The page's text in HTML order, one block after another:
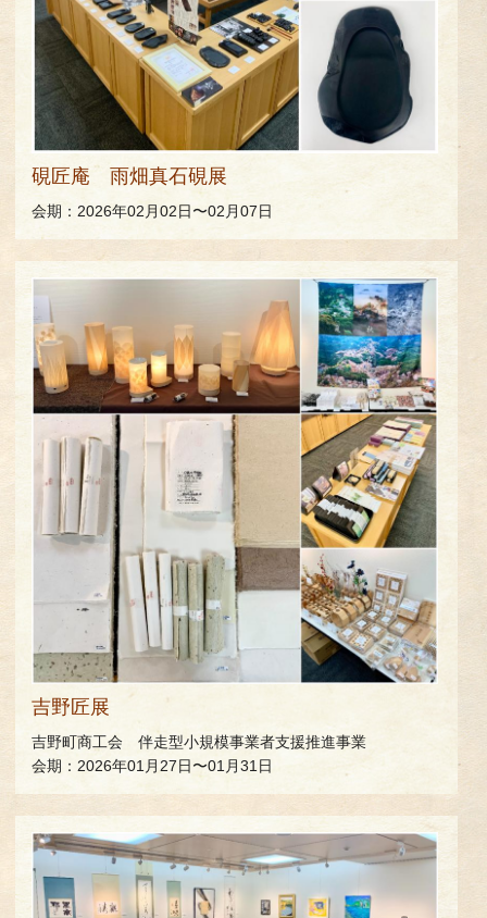
硯匠庵 雨畑真石硯展
会期：2026年02月02日〜02月07日
吉野匠展
吉野町商工会 伴走型小規模事業者支援推進事業
会期：2026年01月27日〜01月31日